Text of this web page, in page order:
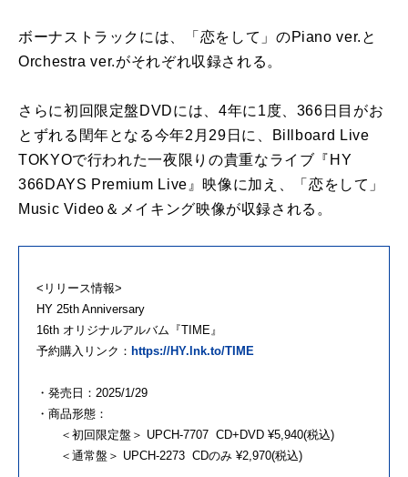
ボーナストラックには、「恋をして」のPiano ver.と
Orchestra ver.がそれぞれ収録される。
さらに初回限定盤DVDには、4年に1度、366日目がお
とずれる閏年となる今年2月29日に、Billboard Live
TOKYOで行われた一夜限りの貴重なライブ『HY
366DAYS Premium Live』映像に加え、「恋をして」
Music Video＆メイキング映像が収録される。
<リリース情報>
HY 25th Anniversary
16th オリジナルアルバム『TIME』
予約購入リンク： https://HY.lnk.to/TIME
・発売日：2025/1/29
・商品形態：
＜初回限定盤＞ UPCH-7707 CD+DVD ¥5,940(税込)
＜通常盤＞ UPCH-2273 CDのみ ¥2,970(税込)